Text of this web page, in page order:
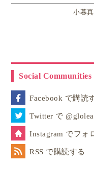
小暮
Social Communities
Facebook で購読
Twitter で
Instagram でフォ
RSS で購読する